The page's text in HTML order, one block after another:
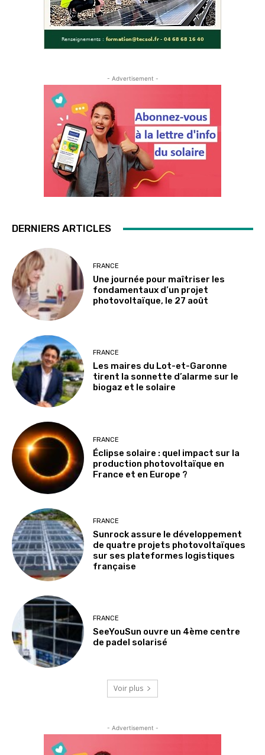
- Advertisement -
DERNIERS ARTICLES
FRANCE
Une journée pour maîtriser les
fondamentaux d’un projet
photovoltaïque, le 27 août
FRANCE
Les maires du Lot-et-Garonne
tirent la sonnette d’alarme sur le
biogaz et le solaire
FRANCE
Éclipse solaire : quel impact sur la
production photovoltaïque en
France et en Europe ?
FRANCE
Sunrock assure le développement
de quatre projets photovoltaïques
sur ses plateformes logistiques
française
FRANCE
SeeYouSun ouvre un 4ème centre
de padel solarisé
Voir plus
- Advertisement -